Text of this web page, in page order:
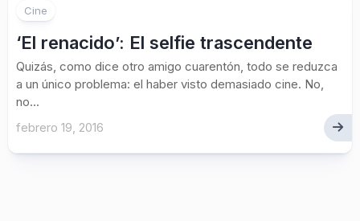
Cine
‘El renacido’: El selfie trascendente
Quizás, como dice otro amigo cuarentón, todo se reduzca
a un único problema: el haber visto demasiado cine. No,
no...
febrero 19, 2016